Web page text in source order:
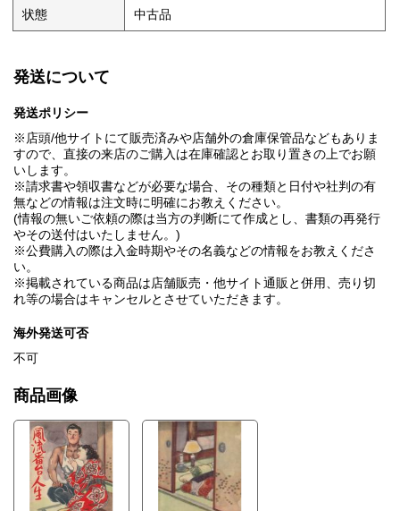
状態 中古品
発送について
発送ポリシー
※店頭/他サイトにて販売済みや店舗外の倉庫保管品などもありま
すので、直接の来店のご購入は在庫確認とお取り置きの上でお願
いします。
※請求書や領収書などが必要な場合、その種類と日付や社判の有
無などの情報は注文時に明確にお教えください。
(情報の無いご依頼の際は当方の判断にて作成とし、書類の再発行
やその送付はいたしません。)
※公費購入の際は入金時期やその名義などの情報をお教えくださ
い。
※掲載されている商品は店舗販売・他サイト通販と併用、売り切
れ等の場合はキャンセルとさせていただきます。
海外発送可否
不可
商品画像